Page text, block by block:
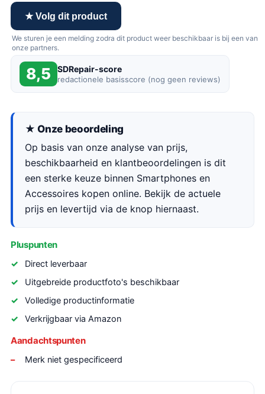
★ Volg dit product
We sturen je een melding zodra dit product weer beschikbaar is bij een van
onze partners.
8,5 SDRepair-score
redactionele basisscore (nog geen reviews)
★ Onze beoordeling
Op basis van onze analyse van prijs,
beschikbaarheid en klantbeoordelingen is dit
een sterke keuze binnen Smartphones en
Accessoires kopen online. Bekijk de actuele
prijs en levertijd via de knop hiernaast.
Pluspunten
Direct leverbaar
Uitgebreide productfoto's beschikbaar
Volledige productinformatie
Verkrijgbaar via Amazon
Aandachtspunten
Merk niet gespecificeerd